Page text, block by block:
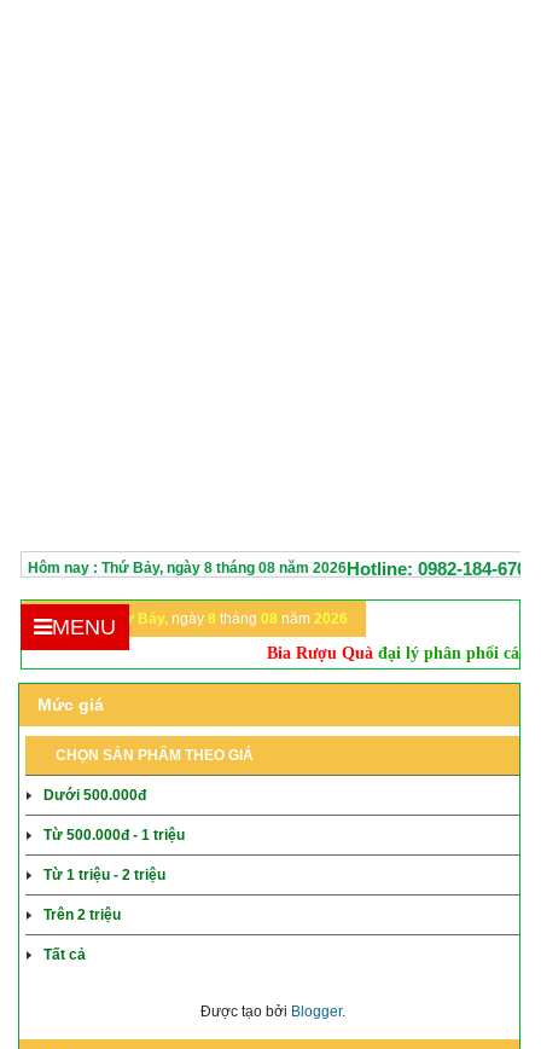
Hôm nay : Thứ Bảy, ngày 8tháng08năm 2026Hotline: 0982-184-670
MENU
Hôm nay: Thứ Bảy, ngày 8 tháng 08 năm 2026
Bia Rượu Quàđại lý phân phối các
Mức giá
CHỌN SẢN PHẨM THEO GIÁ
Dưới 500.000đ
Từ 500.000đ - 1 triệu
Từ 1 triệu - 2 triệu
Trên 2 triệu
Tất cả
Được tạo bởi Blogger.